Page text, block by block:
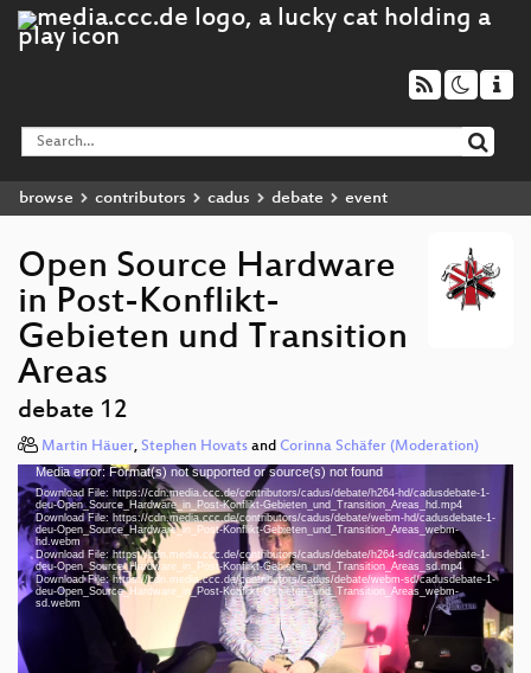
browse contributors cadus debate event
Open Source Hardware
in Post-Konflikt-
Gebieten und Transition
Areas
debate 12
Martin Häuer, Stephen Hovats and Corinna Schäfer (Moderation)
Video
Player
Media error: Format(s) not supported or source(s) not found
Download File: https://cdn.media.ccc.de/contributors/cadus/debate/h264-hd/cadusdebate-1-
deu-Open_Source_Hardware_in_Post-Konflikt-Gebieten_und_Transition_Areas_hd.mp4
Download File: https://cdn.media.ccc.de/contributors/cadus/debate/webm-hd/cadusdebate-1-
deu-Open_Source_Hardware_in_Post-Konflikt-Gebieten_und_Transition_Areas_webm-
hd.webm
Download File: https://cdn.media.ccc.de/contributors/cadus/debate/h264-sd/cadusdebate-1-
deu-Open_Source_Hardware_in_Post-Konflikt-Gebieten_und_Transition_Areas_sd.mp4
Download File: https://cdn.media.ccc.de/contributors/cadus/debate/webm-sd/cadusdebate-1-
deu-Open_Source_Hardware_in_Post-Konflikt-Gebieten_und_Transition_Areas_webm-
sd.webm
deu 1080p (mp4)
deu 1080p (webm)
deu 576p (mp4)